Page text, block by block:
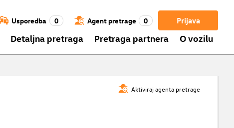
Prijava
Usporedba 0 Agent pretrage 0
Detaljna pretraga Pretraga partnera O vozilu
Aktiviraj agenta pretrage